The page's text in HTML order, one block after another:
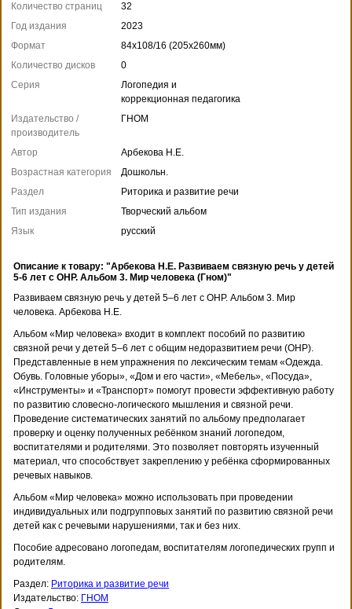
Количество страниц
32
Год издания
2023
Формат
84x108/16 (205x260мм)
Количество дисков
0
Серия
Логопедия и
коррекционная педагогика
Издательство /
производитель
ГНОМ
Автор
Арбекова Н.Е.
Возрастная категория
Дошкольн.
Раздел
Риторика и развитие речи
Тип издания
Творческий альбом
Язык
русский
Описание к товару: "Арбекова Н.Е. Развиваем связную речь у детей
5-6 лет с ОНР. Альбом 3. Мир человека (Гном)"
Развиваем связную речь у детей 5–6 лет с ОНР. Альбом 3. Мир
человека. Арбекова Н.Е.
Альбом «Мир человека» входит в комплект пособий по развитию
связной речи у детей 5–6 лет с общим недоразвитием речи (ОНР).
Представленные в нем упражнения по лексическим темам «Одежда.
Обувь. Головные уборы», «Дом и его части», «Мебель», «Посуда»,
«Инструменты» и «Транспорт» помогут провести эффективную работу
по развитию словесно-логического мышления и связной речи.
Проведение систематических занятий по альбому предполагает
проверку и оценку полученных ребёнком знаний логопедом,
воспитателями и родителями. Это позволяет повторять изученный
материал, что способствует закреплению у ребёнка сформированных
речевых навыков.
Альбом «Мир человека» можно использовать при проведении
индивидуальных или подгрупповых занятий по развитию связной речи
детей как с речевыми нарушениями, так и без них.
Пособие адресовано логопедам, воспитателям логопедических групп и
родителям.
Раздел: Риторика и развитие речи
Издательство: ГНОМ